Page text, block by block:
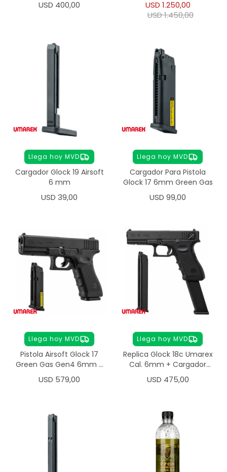
USD 400,00 USD 1.250,00
USD1.450,00
Llega hoy MVD
Cargador Glock 19 Airsoft
6 mm
USD 39,00
Llega hoy MVD
Cargador Para Pistola
Glock 17 6mm Green Gas
USD 99,00
Llega hoy MVD
Pistola Airsoft Glock 17
Green Gas Gen4 6mm +
Cargador
USD 579,00
Llega hoy MVD
Replica Glock 18c Umarex
Cal. 6mm + Cargador
Extra
USD 475,00